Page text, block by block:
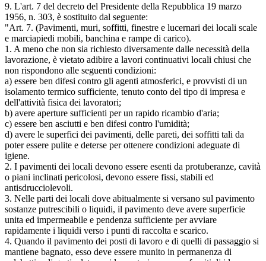
9. L'art. 7 del decreto del Presidente della Repubblica 19 marzo
1956, n. 303, è sostituito dal seguente:
"Art. 7. (Pavimenti, muri, soffitti, finestre e lucernari dei locali scale
e marciapiedi mobili, banchina e rampe di carico).
1. A meno che non sia richiesto diversamente dalle necessità della
lavorazione, è vietato adibire a lavori continuativi locali chiusi che
non rispondono alle seguenti condizioni:
a) essere ben difesi contro gli agenti atmosferici, e provvisti di un
isolamento termico sufficiente, tenuto conto del tipo di impresa e
dell'attività fisica dei lavoratori;
b) avere aperture sufficienti per un rapido ricambio d'aria;
c) essere ben asciutti e ben difesi contro l'umidità;
d) avere le superfici dei pavimenti, delle pareti, dei soffitti tali da
poter essere pulite e deterse per ottenere condizioni adeguate di
igiene.
2. I pavimenti dei locali devono essere esenti da protuberanze, cavità
o piani inclinati pericolosi, devono essere fissi, stabili ed
antisdrucciolevoli.
3. Nelle parti dei locali dove abitualmente si versano sul pavimento
sostanze putrescibili o liquidi, il pavimento deve avere superficie
unita ed impermeabile e pendenza sufficiente per avviare
rapidamente i liquidi verso i punti di raccolta e scarico.
4. Quando il pavimento dei posti di lavoro e di quelli di passaggio si
mantiene bagnato, esso deve essere munito in permanenza di